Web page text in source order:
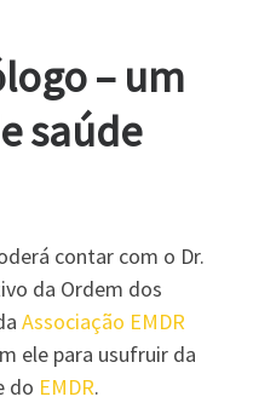
– um
saúde
contar com o Dr.
da Ordem dos
Associação EMDR
ele para usufruir da
do EMDR.